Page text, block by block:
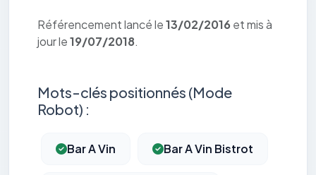
Référencement lancé le13/02/2016 et mis à
jour le19/07/2018.
Mots-clés positionnés (Mode
Robot) :
Bar A Vin Bar A Vin Bistrot